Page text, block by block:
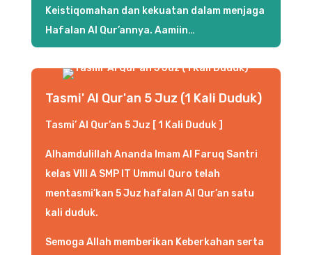
Keistiqomahan dan kekuatan dalam menjaga
Hafalan Al Qur’annya. Aamiin…
Tasmi' Al Qur'an 5 Juz (1 Kali Duduk)
Tasmi’ Al Qur’an 5 Juz [ 1 Kali Duduk ]
Alhamdulillah Ananda Imam Al Faruq Santri
kelas VIII A SMP IT Ummul Quro telah
mentasmi’kan 5 Juz hafalan Al Qur’an satu
kali duduk.
Semoga Allah memberikan Keberkahan serta